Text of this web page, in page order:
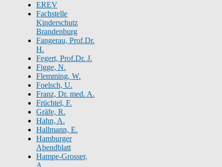
EREV
Fachstelle
Kinderschutz
Brandenburg
Fangerau, Prof.Dr.
H.
Fegert, Prof.Dr. J.
Figge, N.
Flemming, W.
Foelsch, U.
Franz, Dr. med. A.
Früchtel, F.
Gräfe, R.
Hahn, A.
Hallmann, E.
Hamburger
Abendblatt
Hampe-Grosser,